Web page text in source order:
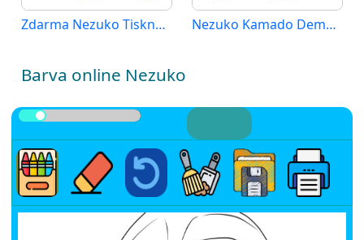
Zdarma Nezuko Tisknutelná Nezuko Kamado Demon Slayer
Barva online Nezuko